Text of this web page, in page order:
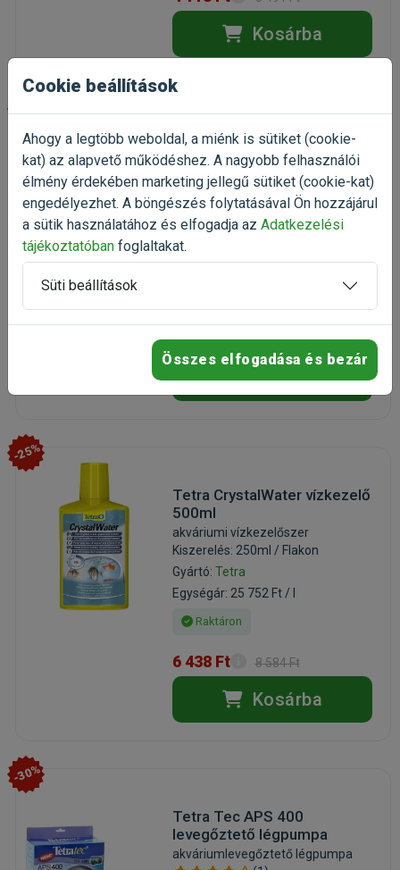
Kosárba
-30%
Tetra TetraTec IN 800 plus
belső akváriumszűrő
belső akváriumszűrő
(1)
Kiszerelés: 1 db / Doboz
Gyártó:
13 012 Ft 18 589 Ft
Kosárba
-25%
Tetra CrystalWater vízkezelő
500ml
akváriumi vízkezelőszer
Kiszerelés: 250ml / Flakon
Gyártó: Tetra
Egységár: 25 752 Ft / l
Raktáron
6 438 Ft 8 584 Ft
Kosárba
-30%
Tetra Tec APS 400
levegőztető légpumpa
akváriumlevegőztető légpumpa
Cookie beállítások
Ahogy a legtöbb weboldal, a miénk is sütiket (cookie-
kat) az alapvető működéshez. A nagyobb felhasználói
élmény érdekében marketing jellegű sütiket (cookie-kat)
engedélyezhet. A böngészés folytatásával Ön hozzájárul
a sütik használatához és elfogadja az Adatkezelési
tájékoztatóban foglaltakat.
Süti beállítások
Összes elfogadása és bezár